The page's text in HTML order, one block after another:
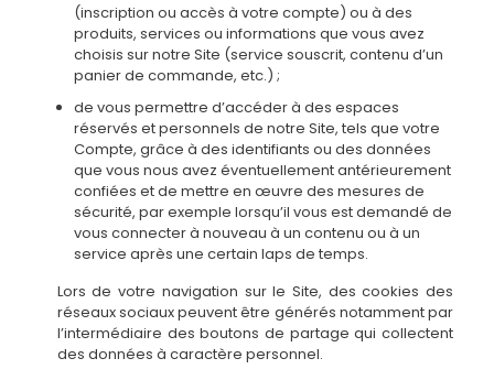
(inscription ou accès à votre compte) ou à des
produits, services ou informations que vous avez
choisis sur notre Site (service souscrit, contenu d’un
panier de commande, etc.) ;
de vous permettre d’accéder à des espaces
réservés et personnels de notre Site, tels que votre
Compte, grâce à des identifiants ou des données
que vous nous avez éventuellement antérieurement
confiées et de mettre en œuvre des mesures de
sécurité, par exemple lorsqu’il vous est demandé de
vous connecter à nouveau à un contenu ou à un
service après une certain laps de temps.
Lors de votre navigation sur le Site, des cookies des
réseaux sociaux peuvent être générés notamment par
l’intermédiaire des boutons de partage qui collectent
des données à caractère personnel.